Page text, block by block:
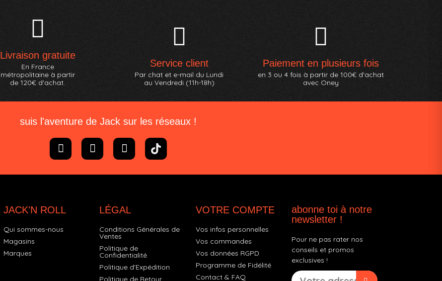
Livraison gratuite
En France
métropolitaine à partir
de 120€ d'achat.
Service client
Par chat et e-mail du Lundi
au Vendredi (11h-18h)
Paiement en plusieurs fois
en 3 ou 4 fois à partir de 100€ d'achat
avec Oney
suis l'aventure de Jack sur les réseaux !
JACK'N ROLL
Qui sommes-nous
Magasins
Marques
LÉGAL
Conditions Générales de
Ventes
Politique de
Confidentialité
Politique d'Expédition
Politique de Retour
VOTRE COMPTE
Vos infos personnelles
Vos commandes
Vos données RGPD
Programme de Fidélité
Contact & FAQ
abonne toi à notre
newsletter !
Pour ne pas rater nos
conseils et promos
exclusives !